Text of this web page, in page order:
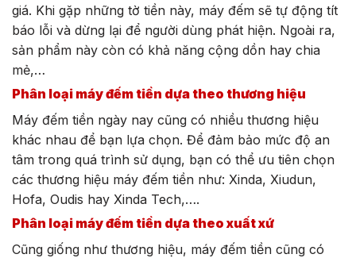
giá. Khi gặp những tờ tiền này, máy đếm sẽ tự động tít
báo lỗi và dừng lại để người dùng phát hiện. Ngoài ra,
sản phẩm này còn có khả năng cộng dồn hay chia
mẻ,…
Phân loại máy đếm tiền dựa theo thương hiệu
Máy đếm tiền ngày nay cũng có nhiều thương hiệu
khác nhau để bạn lựa chọn. Để đảm bảo mức độ an
tâm trong quá trình sử dụng, bạn có thể ưu tiên chọn
các thương hiệu máy đếm tiền như: Xinda, Xiudun,
Hofa, Oudis hay Xinda Tech,….
Phân loại máy đếm tiền dựa theo xuất xứ
Cũng giống như thương hiệu, máy đếm tiền cũng có